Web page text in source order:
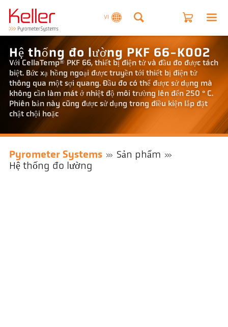
VI
Hệ thống đo lường PKF 66-K002
Với CellaTemp® PKF 66, thiết bị điện tử và đầu đo được tách
biệt. Bức xạ hồng ngoại được truyền tới thiết bị điện tử
thông qua một sợi quang. Đầu đo có thể được sử dụng mà
không cần làm mát ở nhiệt độ môi trường lên đến 250 ° C.
Phiên bản này cũng được sử dụng trong điều kiện lắp đặt
chật chội hoặc
Pyrometer Systems
Sản phẩm
Hệ thống đo lường